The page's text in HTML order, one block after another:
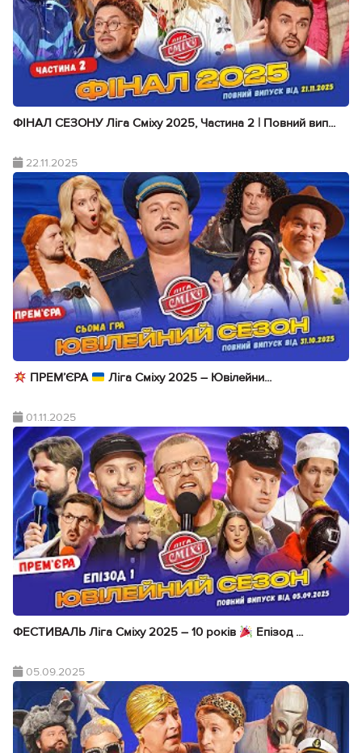
ФІНАЛ СЕЗОНУ Ліга Сміху 2025, Частина 2 | Повний вип...
22.11.2025
ПРЕМ’ЄРА Ліга Сміху 2025 – Ювілейни...
01.11.2025
ФЕСТИВАЛЬ Ліга Сміху 2025 – 10 років Епізод ...
05.09.2025